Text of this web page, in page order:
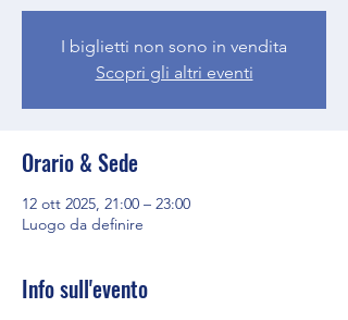
I biglietti non sono in vendita
Scopri gli altri eventi
Orario & Sede
12 ott 2025, 21:00 – 23:00
Luogo da definire
Info sull'evento